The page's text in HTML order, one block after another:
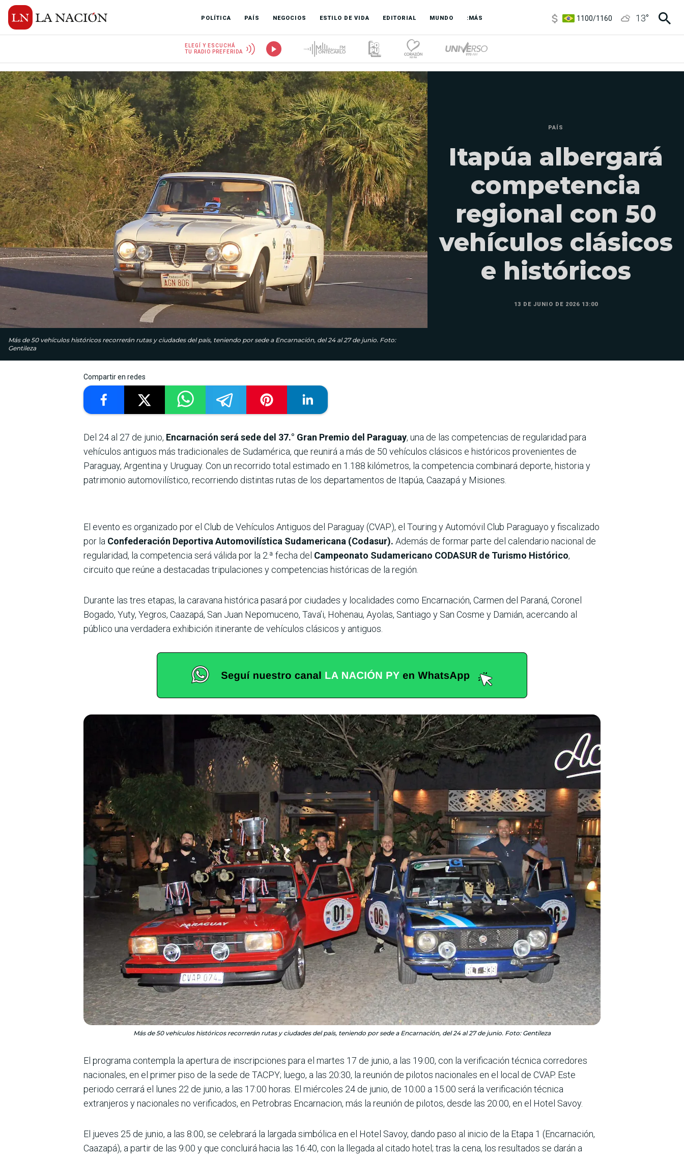
POLÍTICA PAÍS NEGOCIOS ESTILO DE VIDA EDITORIAL MUNDO :MÁS
3,8/4
13°
ELEGÍ Y ESCUCHÁ
TU RADIO PREFERIDA
Más de 50 vehículos históricos recorrerán rutas y ciudades del país, teniendo por sede a Encarnación, del 24 al 27 de junio. Foto:
Gentileza
PAÍS
Itapúa albergará
competencia
regional con 50
vehículos clásicos
e históricos
13 DE JUNIO DE 2026 13:00
Compartir en redes
Del 24 al 27 de junio, Encarnación será sede del 37.° Gran Premio del Paraguay, una de las competencias de regularidad para
vehículos antiguos más tradicionales de Sudamérica, que reunirá a más de 50 vehículos clásicos e históricos provenientes de
Paraguay, Argentina y Uruguay. Con un recorrido total estimado en 1.188 kilómetros, la competencia combinará deporte, historia y
patrimonio automovilístico, recorriendo distintas rutas de los departamentos de Itapúa, Caazapá y Misiones.
El evento es organizado por el Club de Vehículos Antiguos del Paraguay (CVAP), el Touring y Automóvil Club Paraguayo y fiscalizado
por la Confederación Deportiva Automovilística Sudamericana (Codasur). Además de formar parte del calendario nacional de
regularidad, la competencia será válida por la 2.ª fecha del Campeonato Sudamericano CODASUR de Turismo Histórico,
circuito que reúne a destacadas tripulaciones y competencias históricas de la región.
Durante las tres etapas, la caravana histórica pasará por ciudades y localidades como Encarnación, Carmen del Paraná, Coronel
Bogado, Yuty, Yegros, Caazapá, San Juan Nepomuceno, Tava’i, Hohenau, Ayolas, Santiago y San Cosme y Damián, acercando al
público una verdadera exhibición itinerante de vehículos clásicos y antiguos.
Más de 50 vehículos históricos recorrerán rutas y ciudades del país, teniendo por sede a Encarnación, del 24 al 27 de junio. Foto: Gentileza
El programa contempla la apertura de inscripciones para el martes 17 de junio, a las 19:00, con la verificación técnica corredores
nacionales, en el primer piso de la sede de TACPY; luego, a las 20:30, la reunión de pilotos nacionales en el local de CVAP. Este
periodo cerrará el lunes 22 de junio, a las 17:00 horas. El miércoles 24 de junio, de 10:00 a 15:00 será la verificación técnica
extranjeros y nacionales no verificados, en Petrobras Encarnacion, más la reunión de pilotos, desde las 20:00, en el Hotel Savoy.
El jueves 25 de junio, a las 8:00, se celebrará la largada simbólica en el Hotel Savoy, dando paso al inicio de la Etapa 1 (Encarnación,
Caazapá), a partir de las 9:00 y que concluirá hacia las 16:40, con la llegada al citado hotel; tras la cena, los resultados se darán a